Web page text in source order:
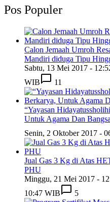
Pos Populer
Calon Jemaah Umroh
Mandiri diduga Tipu
Sabtu, 13 Mei 2017 -
WIB
11
“Yayasan
Untuk Agama Dan Bangsa
Senin, 2 Oktober 2017 -
Jual Gas 3 Kg di Atas
PHU
Minggu, 21 Mei 2017 -
10:47 WIB
5